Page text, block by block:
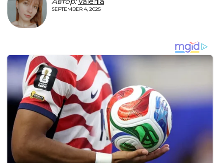
SEPTEMBER 4, 2025